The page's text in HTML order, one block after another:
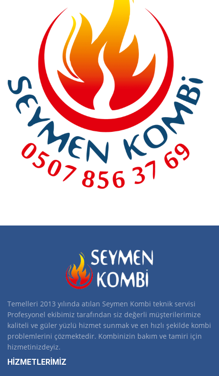
Temelleri 2013 yılında atılan Seymen Kombi teknik servisi
Profesyonel ekibimiz tarafından siz değerli müşterilerimize
kaliteli ve güler yüzlü hizmet sunmak ve en hızlı şekilde kombi
problemlerini çözmektedir. Kombinizin bakım ve tamiri için
hizmetinizdeyiz.
HİZMETLERİMİZ